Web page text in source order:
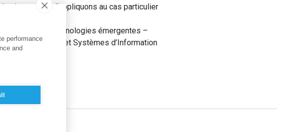
et nous l’appliquons au cas particulier
à base de technologies émergentes –
ORganisations et Systèmes d’Information
performance
and